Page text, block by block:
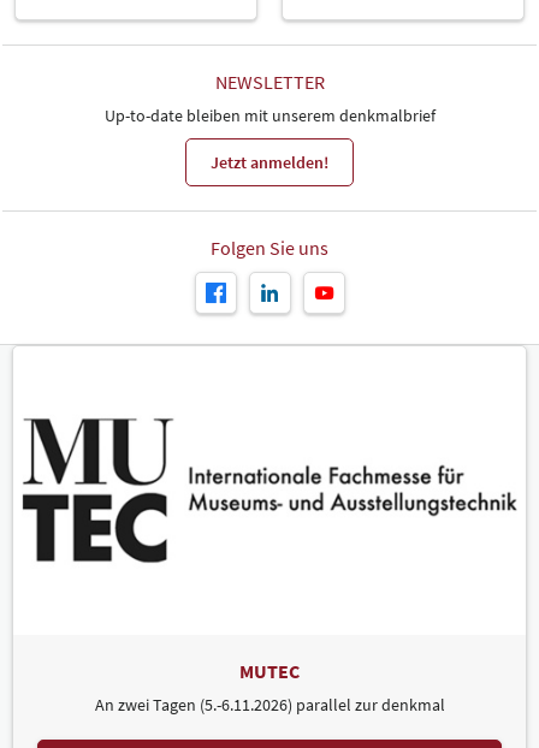
NEWSLETTER
Up-to-date bleiben mit unserem denkmalbrief
Jetzt anmelden!
Folgen Sie uns
MUTEC
An zwei Tagen (5.-6.11.2026) parallel zur denkmal